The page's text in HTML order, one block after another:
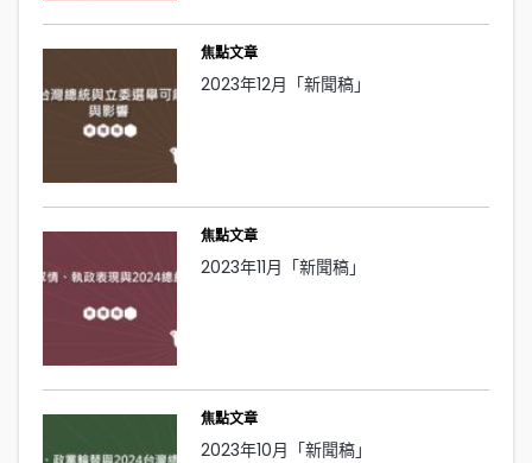
焦點文章
2023年12月「新聞稿」
焦點文章
2023年11月「新聞稿」
焦點文章
2023年10月「新聞稿」